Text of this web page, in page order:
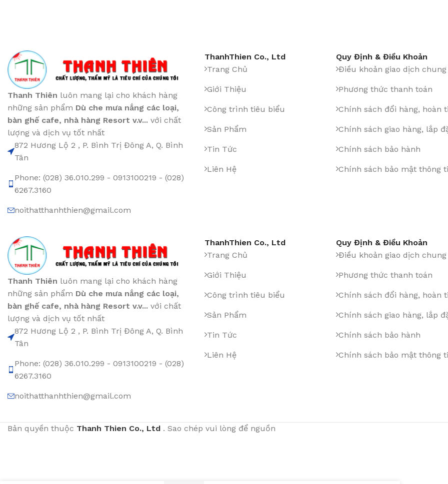
Thanh Thiên luôn mang lại cho khách hàng
những sản phẩm Dù che mưa nắng các loại,
bàn ghế cafe, nhà hàng Resort v.v... với chất
lượng và dịch vụ tốt nhất
872 Hương Lộ 2 , P. Bình Trị Đông A, Q. Bình
Tân
Phone: (028) 36.010.299 - 0913100219 - (028)
6267.3160
noithatthanhthien@gmail.com
ThanhThien Co., Ltd
Trang Chủ
Giới Thiệu
Công trình tiêu biểu
Sản Phẩm
Tin Tức
Liên Hệ
Quy Định & Điều Khoản
Điều khoản giao dịch chung
Phương thức thanh toán
Chính sách đổi hàng, hoàn
Chính sách giao hàng, lắp
Chính sách bảo hành
Chính sách bảo mật thông
Thanh Thiên luôn mang lại cho khách hàng
những sản phẩm Dù che mưa nắng các loại,
bàn ghế cafe, nhà hàng Resort v.v... với chất
lượng và dịch vụ tốt nhất
872 Hương Lộ 2 , P. Bình Trị Đông A, Q. Bình
Tân
Phone: (028) 36.010.299 - 0913100219 - (028)
6267.3160
noithatthanhthien@gmail.com
ThanhThien Co., Ltd
Trang Chủ
Giới Thiệu
Công trình tiêu biểu
Sản Phẩm
Tin Tức
Liên Hệ
Quy Định & Điều Khoản
Điều khoản giao dịch chung
Phương thức thanh toán
Chính sách đổi hàng, hoàn
Chính sách giao hàng, lắp
Chính sách bảo hành
Chính sách bảo mật thông
Bản quyền thuộc Thanh Thien Co., Ltd . Sao chép vui lòng để nguồn